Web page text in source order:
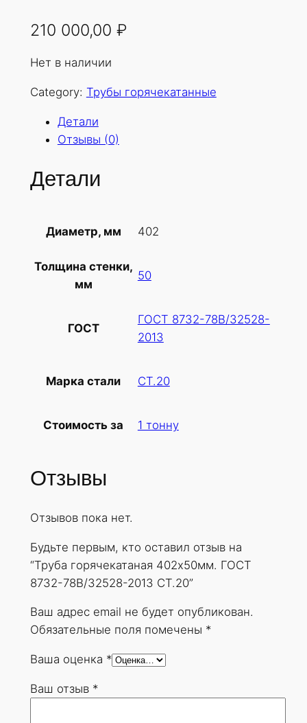
210 000,00 ₽
Нет в наличии
Category: Трубы горячекатанные
Детали
Отзывы (0)
Детали
Диаметр, мм 402
Толщина стенки,
мм
50
ГОСТ
ГОСТ 8732-78В/32528-
2013
Марка стали СТ.20
Стоимость за 1 тонну
Отзывы
Отзывов пока нет.
Будьте первым, кто оставил отзыв на
“Труба горячекатаная 402х50мм. ГОСТ
8732-78В/32528-2013 СТ.20”
Ваш адрес email не будет опубликован.
Обязательные поля помечены *
Ваша оценка *
Ваш отзыв *